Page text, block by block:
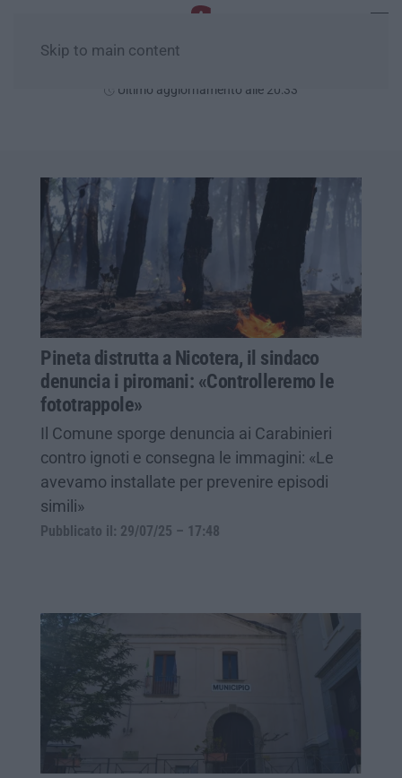
Skip to main content
Ultimo aggiornamento alle 20:33
Pineta distrutta a Nicotera, il sindaco
denuncia i piromani: «Controlleremo le
fototrappole»
Il Comune sporge denuncia ai Carabinieri
contro ignoti e consegna le immagini: «Le
avevamo installate per prevenire episodi
simili»
Pubblicato il: 29/07/25 – 17:48